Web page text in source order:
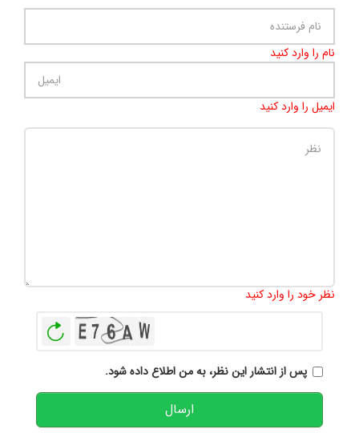
نام را وارد کنید
ایمیل را وارد کنید
نظر خود را وارد کنید
پس از انتشار این نظر، به من اطلاع داده شود.
ارسال